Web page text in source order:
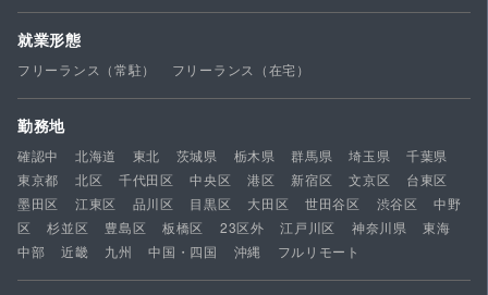
就業形態
フリーランス（常駐） フリーランス（在宅）
勤務地
確認中 北海道 東北 茨城県 栃木県 群馬県 埼玉県
千葉県
東京都
北区 千代田区 中央区 港区 新宿区 文京区
台東区
墨田区
江東区 品川区 目黒区 大田区 世田谷区 渋谷区
中野
区
杉並区 豊島区 板橋区 23区外 江戸川区 神奈川県
東海
中部
近畿 九州 中国・四国 沖縄 フルリモート